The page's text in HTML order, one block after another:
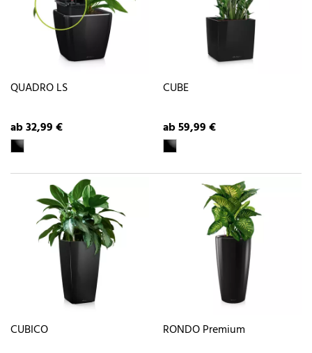
QUADRO LS
ab 32,99 €
CUBE
ab 59,99 €
CUBICO RONDO Premium